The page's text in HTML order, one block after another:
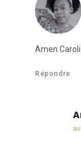
Amen
Répondre